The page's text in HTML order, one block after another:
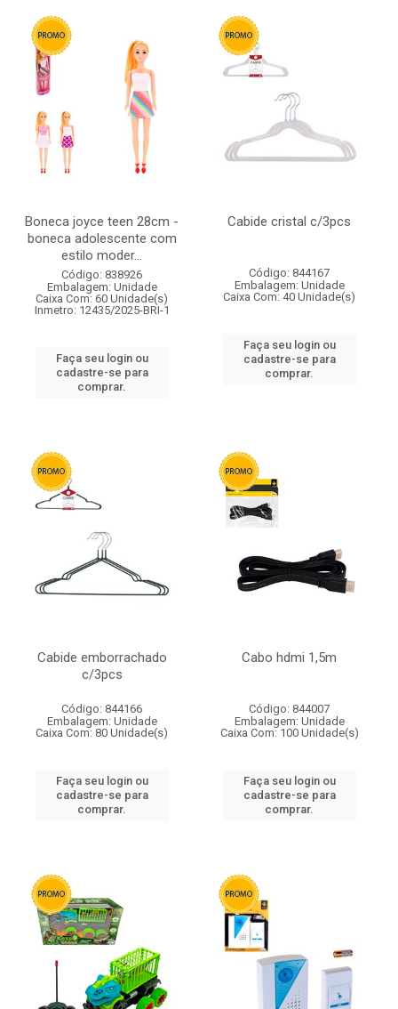
Boneca joyce teen 28cm -
boneca adolescente com
estilo moder...
Código: 838926
Embalagem: Unidade
Caixa Com: 60 Unidade(s)
Inmetro: 12435/2025-BRI-1
Faça seu login ou
cadastre-se para
comprar.
Cabide cristal c/3pcs
Código: 844167
Embalagem: Unidade
Caixa Com: 40 Unidade(s)
Faça seu login ou
cadastre-se para
comprar.
Cabide emborrachado
c/3pcs
Código: 844166
Embalagem: Unidade
Caixa Com: 80 Unidade(s)
Faça seu login ou
cadastre-se para
comprar.
Cabo hdmi 1,5m
Código: 844007
Embalagem: Unidade
Caixa Com: 100 Unidade(s)
Faça seu login ou
cadastre-se para
comprar.